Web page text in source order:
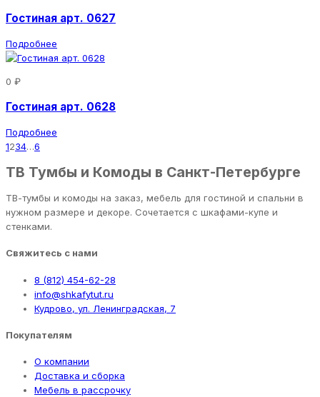
Гостиная арт. 0627
Подробнее
0 ₽
Гостиная арт. 0628
Подробнее
1234…6
ТВ Тумбы и Комоды в Санкт-Петербурге
ТВ-тумбы и комоды на заказ, мебель для гостиной и спальни в
нужном размере и декоре. Сочетается с шкафами-купе и
стенками.
Свяжитесь с нами
8 (812) 454-62-28
info@shkafytut.ru
Кудрово, ул. Ленинградская, 7
Покупателям
О компании
Доставка и сборка
Мебель в рассрочку